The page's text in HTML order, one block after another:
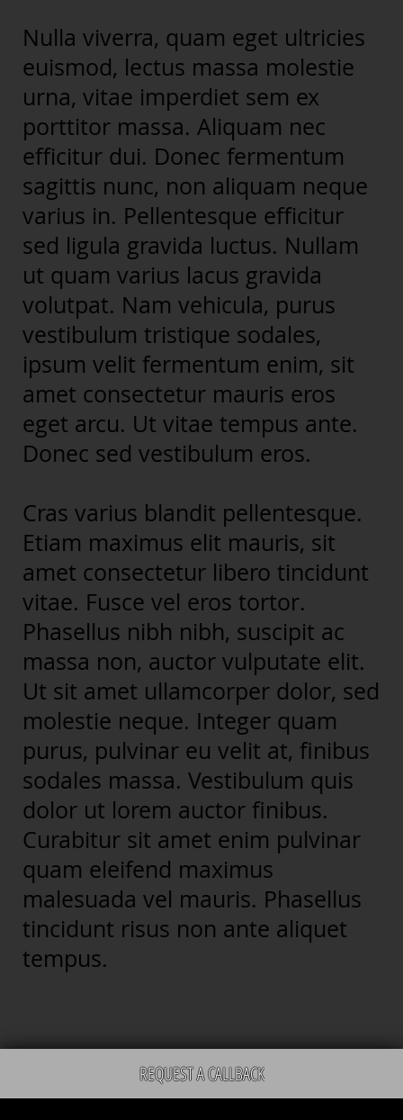
Nulla viverra, quam eget ultricies
euismod, lectus massa molestie
urna, vitae imperdiet sem ex
porttitor massa. Aliquam nec
efficitur dui. Donec fermentum
sagittis nunc, non aliquam neque
varius in. Pellentesque efficitur
sed ligula gravida luctus. Nullam
ut quam varius lacus gravida
volutpat. Nam vehicula, purus
vestibulum tristique sodales,
ipsum velit fermentum enim, sit
amet consectetur mauris eros
eget arcu. Ut vitae tempus ante.
Donec sed vestibulum eros.
Cras varius blandit pellentesque.
Etiam maximus elit mauris, sit
amet consectetur libero tincidunt
vitae. Fusce vel eros tortor.
Phasellus nibh nibh, suscipit ac
massa non, auctor vulputate elit.
Ut sit amet ullamcorper dolor, sed
molestie neque. Integer quam
purus, pulvinar eu velit at, finibus
sodales massa. Vestibulum quis
dolor ut lorem auctor finibus.
Curabitur sit amet enim pulvinar
quam eleifend maximus
malesuada vel mauris. Phasellus
tincidunt risus non ante aliquet
tempus.
REQUEST A CALLBACK